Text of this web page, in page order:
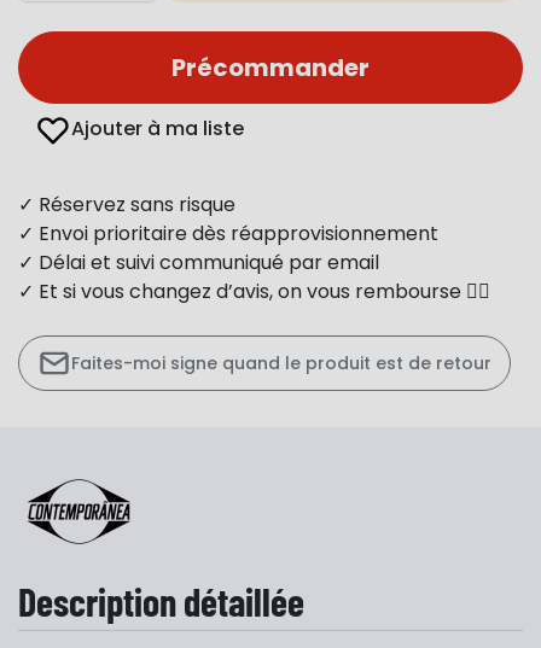
Précommander
Ajouter à ma liste
✓ Réservez sans risque
✓ Envoi prioritaire dès réapprovisionnement
✓ Délai et suivi communiqué par email
✓ Et si vous changez d’avis, on vous rembourse 👍🏻
Faites-moi signe quand le produit est de retour
Description détaillée